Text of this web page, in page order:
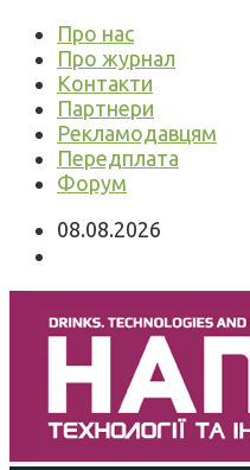
Про нас
Про журнал
Контакти
Партнери
Рекламодавцям
Передплата
Форум
08.08.2026